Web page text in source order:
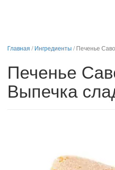
Главная /Ингредиенты /Печенье
Печенье
Выпечка